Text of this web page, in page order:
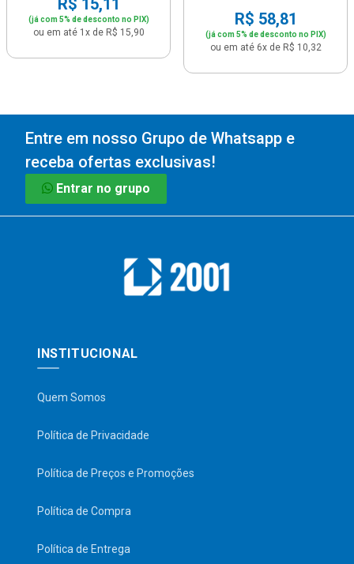
R$ 15,11
(já com 5% de desconto no PIX)
ou em até 1x de R$ 15,90
R$ 58,81
(já com 5% de desconto no PIX)
ou em até 6x de R$ 10,32
Entre em nosso Grupo de Whatsapp e
receba ofertas exclusivas!
Entrar no grupo
INSTITUCIONAL
Quem Somos
Política de Privacidade
Política de Preços e Promoções
Política de Compra
Política de Entrega